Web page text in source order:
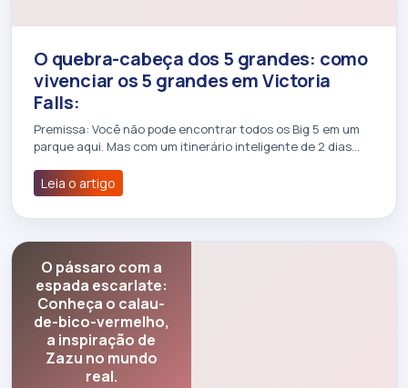
O quebra-cabeça dos 5 grandes: como
vivenciar os 5 grandes em Victoria
Falls:
Premissa: Você não pode encontrar todos os Big 5 em um
parque aqui. Mas com um itinerário inteligente de 2 dias…
Leia o artigo
O pássaro com a
espada escarlate:
Conheça o calau-
de-bico-vermelho,
a inspiração de
Zazu no mundo
real.